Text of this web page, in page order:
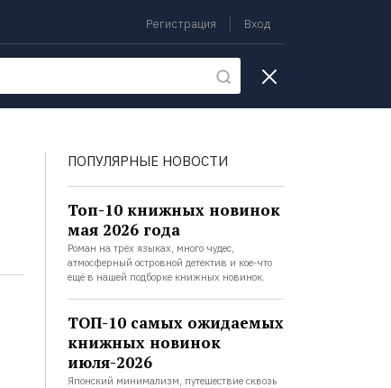
Регистрация Вход
ПОПУЛЯРНЫЕ НОВОСТИ
Топ-10 книжных новинок
мая 2026 года
Роман на трёх языках, много чудес,
атмосферный островной детектив и кое-что
ещё в нашей подборке книжных новинок.
ТОП-10 самых ожидаемых
книжных новинок
июля-2026
Японский минимализм, путешествие сквозь